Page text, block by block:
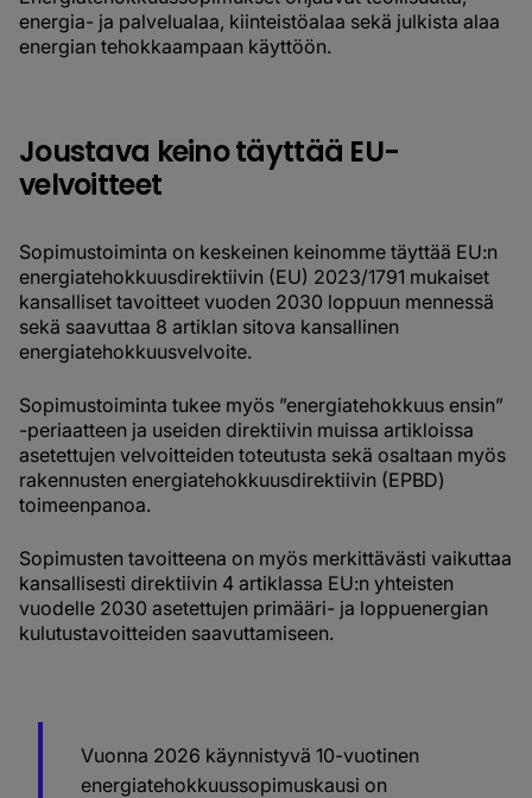
energia- ja palvelualaa, kiinteistöalaa sekä julkista alaa
energian tehokkaampaan käyttöön.
Joustava keino täyttää EU-
velvoitteet
Sopimustoiminta on keskeinen keinomme täyttää EU:n
energiatehokkuusdirektiivin (EU) 2023/1791 mukaiset
kansalliset tavoitteet vuoden 2030 loppuun mennessä
sekä saavuttaa 8 artiklan sitova kansallinen
energiatehokkuusvelvoite.
Sopimustoiminta tukee myös ”energiatehokkuus ensin”
-periaatteen ja useiden direktiivin muissa artikloissa
asetettujen velvoitteiden toteutusta sekä osaltaan myös
rakennusten energiatehokkuusdirektiivin (EPBD)
toimeenpanoa.
Sopimusten tavoitteena on myös merkittävästi vaikuttaa
kansallisesti direktiivin 4 artiklassa EU:n yhteisten
vuodelle 2030 asetettujen primääri- ja loppuenergian
kulutustavoitteiden saavuttamiseen.
Vuonna 2026 käynnistyvä 10-vuotinen
energiatehokkuussopimuskausi on